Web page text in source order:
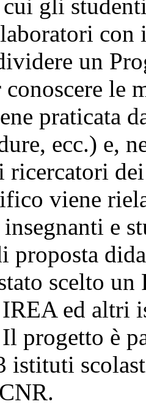
gli
un
le
praticata
ecc.) e,
ricercatori
viene
e
proposta
scelto
IREA ed
progetto è
istituti